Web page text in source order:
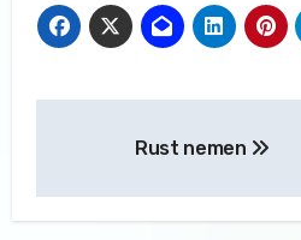
Rust nemen